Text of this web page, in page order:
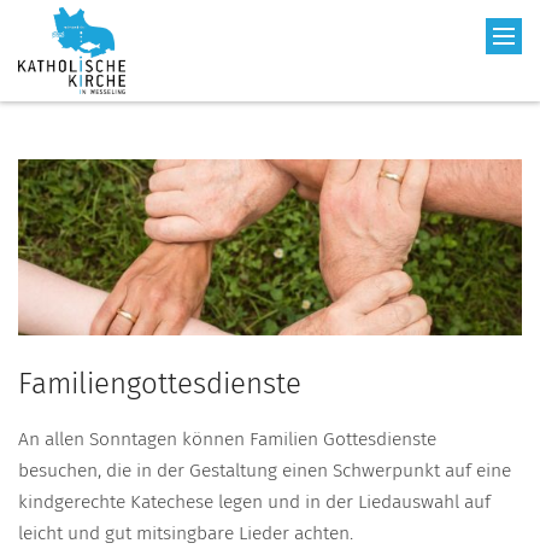
Familiengottesdienste
An allen Sonntagen können Familien Gottesdienste
besuchen, die in der Gestaltung einen Schwerpunkt auf eine
kindgerechte Katechese legen und in der Liedauswahl auf
leicht und gut mitsingbare Lieder achten.